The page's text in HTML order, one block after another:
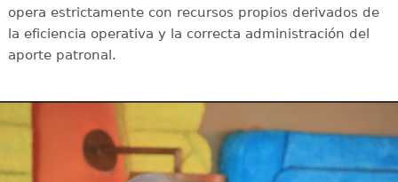
opera estrictamente con recursos propios derivados de
la eficiencia operativa y la correcta administración del
aporte patronal.